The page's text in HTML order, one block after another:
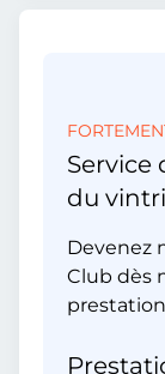
Service
du
Devenez
Club dès